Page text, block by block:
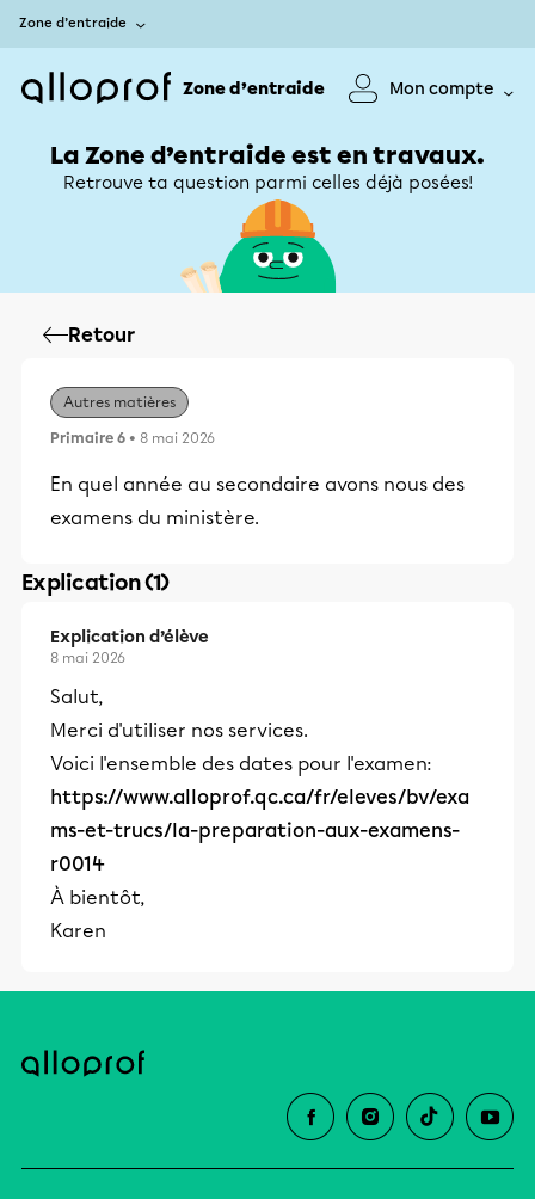
Zone d’entraide
Zone d’entraide Mon compte
La Zone d’entraide est en travaux.
Retrouve ta question parmi celles déjà posées!
Retour
Autres matières
Primaire 6 • 8 mai 2026
En quel année au secondaire avons nous des
examens du ministère.
Explication (1)
Explication d’élève
8 mai 2026
Salut,
Merci d'utiliser nos services.
Voici l'ensemble des dates pour l'examen:
https://www.alloprof.qc.ca/fr/eleves/bv/exa
ms-et-trucs/la-preparation-aux-examens-
r0014
À bientôt,
Karen